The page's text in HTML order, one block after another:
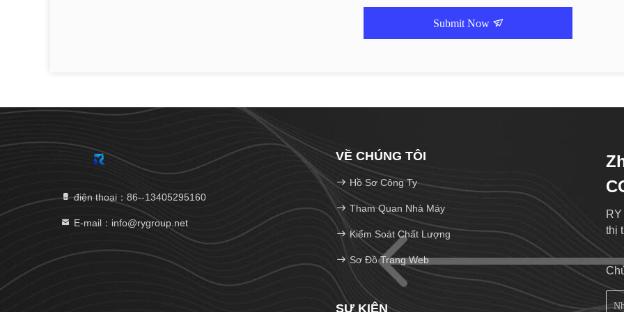
Submit Now
điện thoại：86--13405295160
E-mail：info@rygroup.net
VỀ CHÚNG TÔI
Hồ Sơ Công Ty
Tham Quan Nhà Máy
Kiểm Soát Chất Lượng
Sơ Đồ Trang Web
SỰ KIỆN
thị